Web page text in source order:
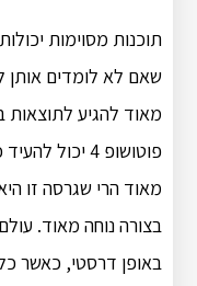
תוכנות מסוימות
שאם לא לומדים אותן
מאוד להגיע
פוטושופ 4
מאוד הרי שגרסה זו
בצורה נוחה מאוד.
באופן דרסטי, כאשר